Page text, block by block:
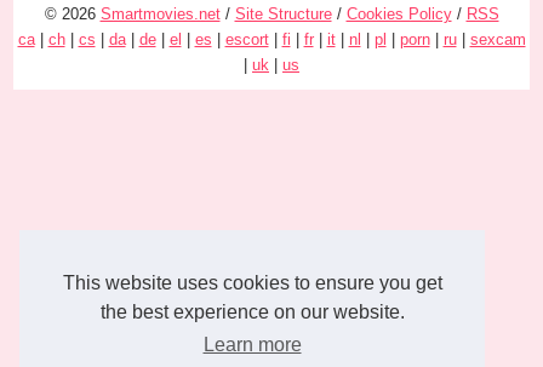
This website uses cookies to ensure you get
the best experience on our website.
Learn more
© 2026 Smartmovies.net/ Site Structure/ Cookies Policy/ RSS
ca| ch| cs da| de| el es escort| fi fr| it| nl pl porn| ru| sexcam
uk us